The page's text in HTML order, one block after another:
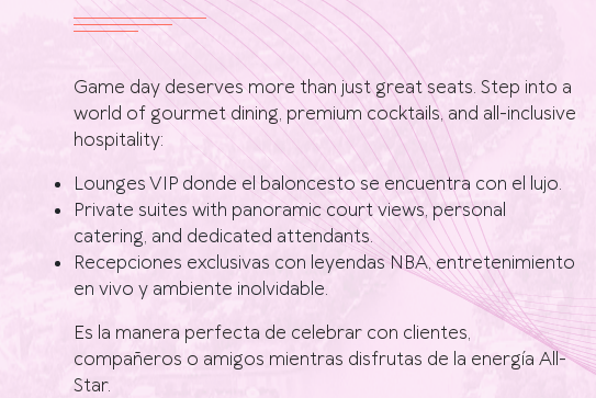
Game day deserves more than just great seats. Step into a
world of gourmet dining, premium cocktails, and all-inclusive
hospitality:
Lounges VIP donde el baloncesto se encuentra con el lujo.
Private suites with panoramic court views, personal
catering, and dedicated attendants.
Recepciones exclusivas con leyendas NBA, entretenimiento
en vivo y ambiente inolvidable.
Es la manera perfecta de celebrar con clientes,
compañeros o amigos mientras disfrutas de la energía All-
Star.